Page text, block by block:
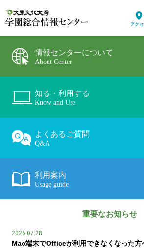
アクセ
情報センターについて
About Center
知る・利用する
Know and Use
よくあるご質問
Q&A
利用案内
Usage guide
重要なお知らせ
2026.07.28
Mac端末でOfficeが利用できなくなった方